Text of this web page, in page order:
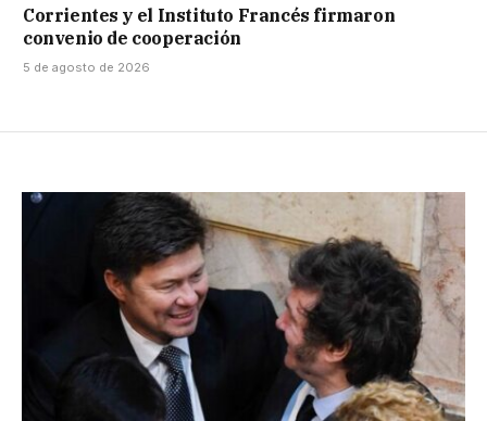
Corrientes y el Instituto Francés firmaron
convenio de cooperación
5 de agosto de 2026